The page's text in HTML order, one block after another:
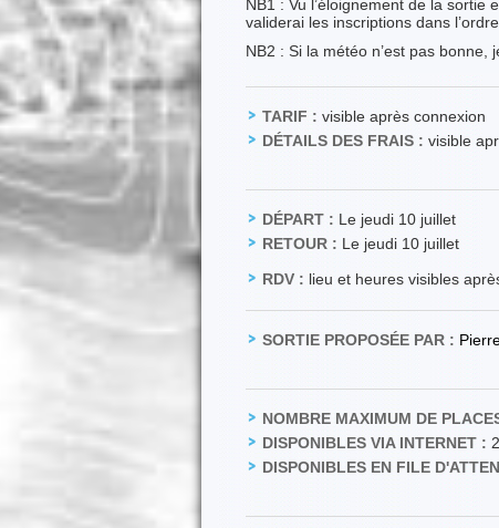
NB1 : Vu l’éloignement de la
validerai les inscriptions dans
NB2 : Si la météo n’est pas
TARIF : visible après connexion
DÉTAILS DES FRAIS : visible
DÉPART : Le jeudi 10 juillet
RETOUR : Le jeudi 10 juillet
RDV : lieu et heures visibles
SORTIE PROPOSÉE PAR :
NOMBRE MAXIMUM DE
DISPONIBLES VIA INTERNET : 2
DISPONIBLES EN FILE